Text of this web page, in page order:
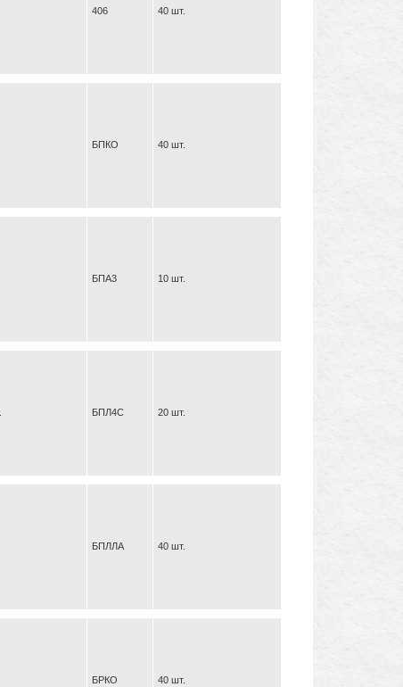
406 40 шт.
БПКО 40 шт.
БПА3 10 шт.
БПЛ4С 20 шт.
БПЛЛА 40 шт.
БРКО 40 шт.